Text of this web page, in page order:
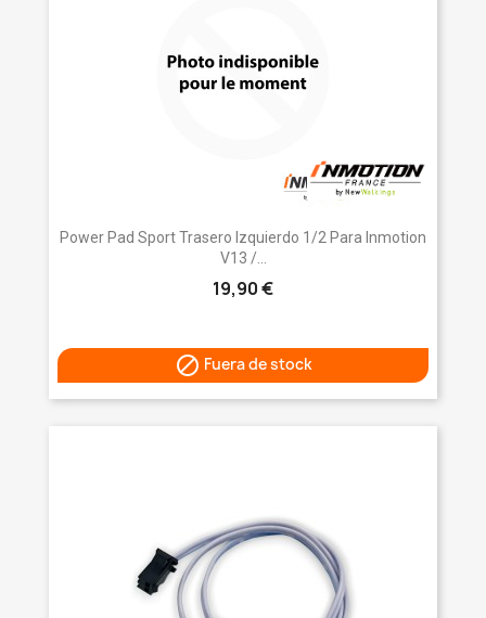
Power Pad Sport Trasero Izquierdo 1/2 Para Inmotion
V13 /...
19,90 €
 Fuera de stock